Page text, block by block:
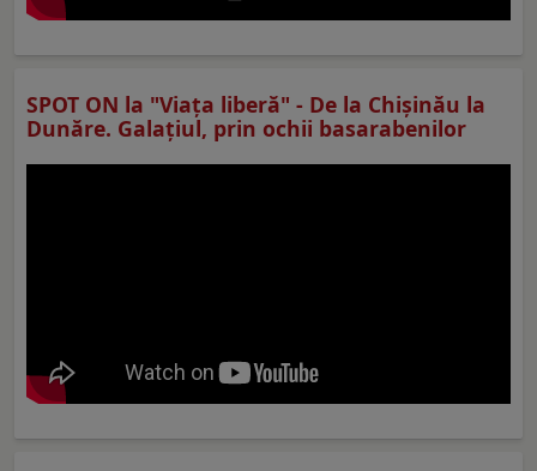
SPOT ON la "Viaţa liberă" - De la Chișinău la
Dunăre. Galațiul, prin ochii basarabenilor